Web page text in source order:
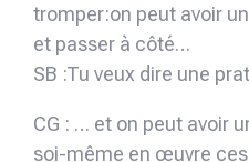
tromper:on peut avoir
et passer à côté…
SB :Tu veux dire une
CG : … et on peut avoir
soi-même en œuvre ces